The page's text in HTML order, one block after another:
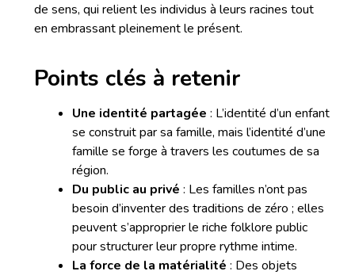
de sens, qui relient les individus à leurs racines tout
en embrassant pleinement le présent.
Points clés à retenir
Une identité partagée : L’identité d’un enfant
se construit par sa famille, mais l’identité d’une
famille se forge à travers les coutumes de sa
région.
Du public au privé : Les familles n’ont pas
besoin d’inventer des traditions de zéro ; elles
peuvent s’approprier le riche folklore public
pour structurer leur propre rythme intime.
La force de la matérialité : Des objets